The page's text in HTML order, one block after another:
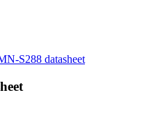
S288 datasheet